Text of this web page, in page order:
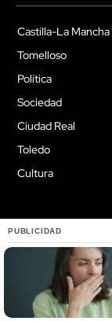
Castilla-La Mancha
Tomelloso
Política
Sociedad
Ciudad Real
Toledo
Cultura
PUBLICIDAD